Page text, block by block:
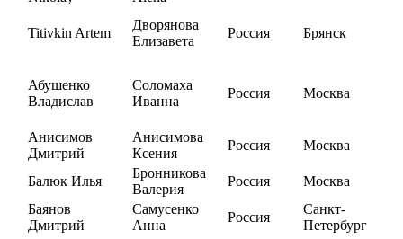
Titivkin Artem
Дворянова
Елизавета
Россия Брянск
Абушенко
Владислав
Соломаха
Иванна
Россия Москва
Анисимов
Дмитрий
Анисимова
Ксения
Россия Москва
Балюк Илья
Бронникова
Валерия
Россия
Москва
Баянов
Дмитрий
Самусенко
Анна
Россия
Санкт-
Петербург